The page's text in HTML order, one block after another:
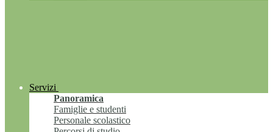
Servizi
Panoramica
Famiglie e studenti
Personale scolastico